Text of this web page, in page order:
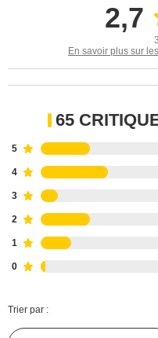
2,7
En savoir plus sur
65
5
4
3
2
1
0
Trier par :